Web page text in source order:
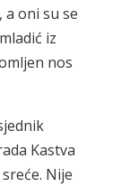
oni su se
iz
nos
Kastva
Nije